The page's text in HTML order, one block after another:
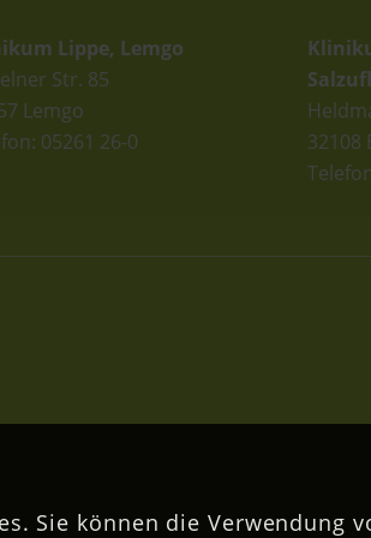
Lippe, Lemgo
Str. 85
Lemgo
05261 26-0
32108
Sie können die